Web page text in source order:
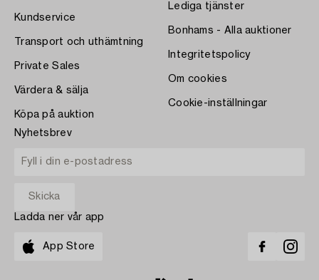
Kundservice
Transport och uthämtning
Private Sales
Värdera & sälja
Köpa på auktion
Lediga tjänster
Bonhams - Alla auktioner
Integritetspolicy
Om cookies
Cookie-inställningar
Nyhetsbrev
Ladda ner vår app
App Store